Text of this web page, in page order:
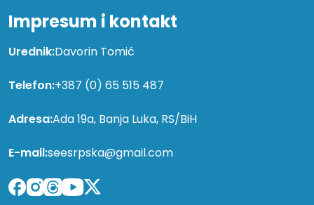
Impresum i kontakt
Urednik:Davorin Tomić
Telefon:+387 (0) 65 515 487
Adresa:Ada 19a, Banja Luka, RS/BiH
E-mail:seesrpska@gmail.com